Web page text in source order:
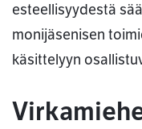
esteellisyydestä
monijäsenisen
käsittelyyn